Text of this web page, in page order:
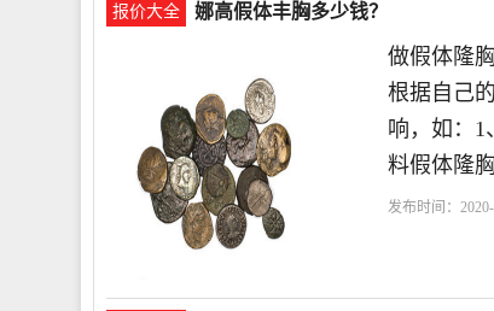
报价大全 娜高假体丰胸多少钱？
做假体隆
根据自己
响，如：1
料假体隆
发布时间：